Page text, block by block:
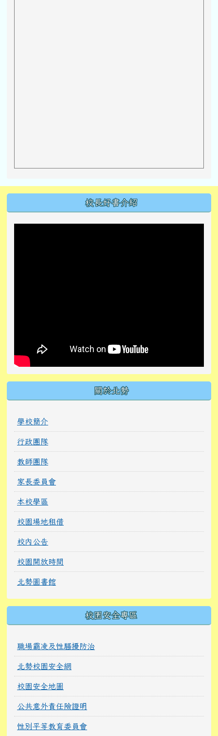
校長好書介紹
關於北勢
學校簡介
行政團隊
教師團隊
家長委員會
本校學區
校園場地租借
校內公告
校園開放時間
北勢圖書館
校園安全專區
職場霸凌及性騷擾防治
北勢校園安全網
校園安全地圖
公共意外責任險證明
性別平等教育委員會